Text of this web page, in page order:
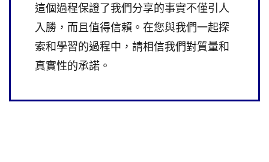
這個過程保證了我們分享的事實不僅引人
入勝，而且值得信賴。在您與我們一起探
索和學習的過程中，請相信我們對質量和
真實性的承諾。